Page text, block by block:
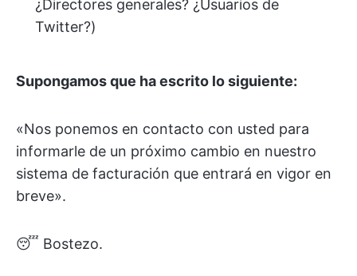
¿Directores generales? ¿Usuarios de
Twitter?)
Supongamos que ha escrito lo siguiente:
«Nos ponemos en contacto con usted para
informarle de un próximo cambio en nuestro
sistema de facturación que entrará en vigor en
breve».
😴 Bostezo.